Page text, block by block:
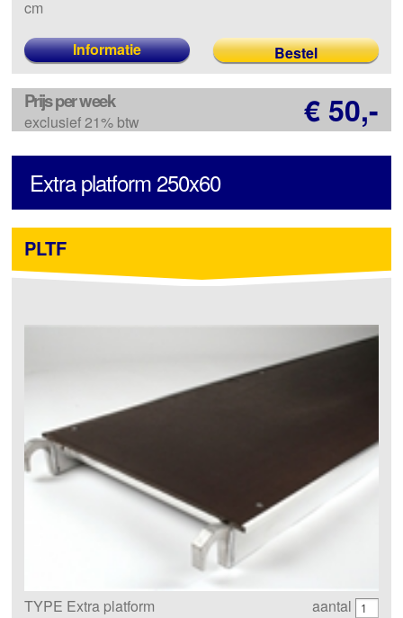
cm
Informatie
Prijs per week
exclusief 21% btw € 50,-
Extra platform 250x60
PLTF
TYPE Extra platform
aantal